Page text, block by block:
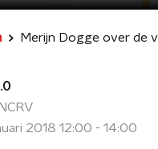
2018 12:00 - 14:00